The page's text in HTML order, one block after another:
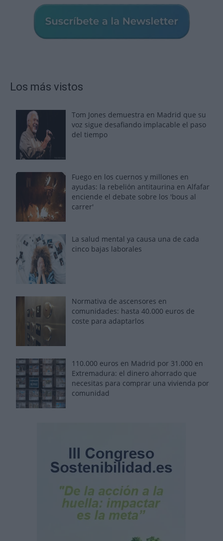
Los más vistos
Tom Jones demuestra en Madrid que su
voz sigue desafiando implacable el paso
del tiempo
Fuego en los cuernos y millones en
ayudas: la rebelión antitaurina en Alfafar
enciende el debate sobre los 'bous al
carrer'
La salud mental ya causa una de cada
cinco bajas laborales
Normativa de ascensores en
comunidades: hasta 40.000 euros de
coste para adaptarlos
110.000 euros en Madrid por 31.000 en
Extremadura: el dinero ahorrado que
necesitas para comprar una vivienda por
comunidad